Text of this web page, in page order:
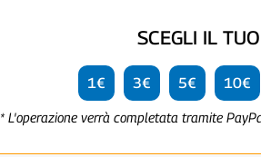
SCEGLI IL
1€ 3€ 5€ 10€
* L'operazione verrà completata tramite